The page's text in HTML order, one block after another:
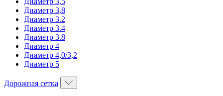
Диаметр 3,8
Диаметр 3.2
Диаметр 3.4
Диаметр 3.8
Диаметр 4
Диаметр 4,0/3,2
Диаметр 5
Дорожная сетка